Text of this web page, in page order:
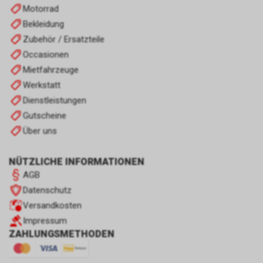
Motorrad
Bekleidung
Zubehör / Ersatzteile
Occasionen
Mietfahrzeuge
Werkstatt
Dienstleistungen
Gutscheine
Über uns
NÜTZLICHE INFORMATIONEN
AGB
Datenschutz
Versandkosten
Impressum
ZAHLUNGSMETHODEN